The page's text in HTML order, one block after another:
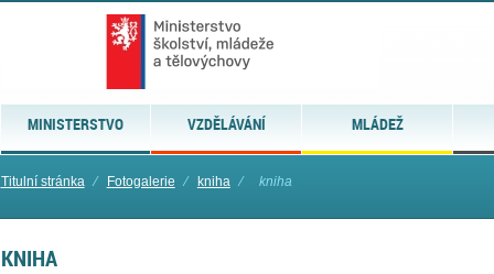
MINISTERSTVO VZDĚLÁVÁNÍ MLÁDEŽ
Titulní stránka ⁄ Fotogalerie ⁄ kniha ⁄ kniha
KNIHA